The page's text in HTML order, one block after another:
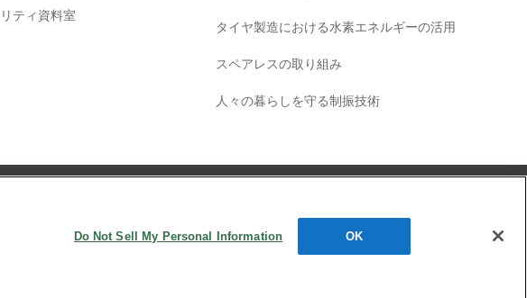
ティ資料室
タイヤ製造における水素エネルギーの活用
スペアレスの取り組み
人々の暮らしを守る制振技術
Do Not Sell My Personal Information OK